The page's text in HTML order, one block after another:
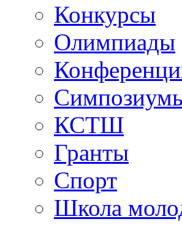
Конкурсы
Олимпиады
КСТШ
Гранты
Спорт
Школа